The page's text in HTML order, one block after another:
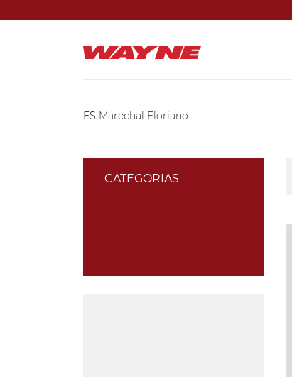
ES Marechal Floriano
CATEGORIAS